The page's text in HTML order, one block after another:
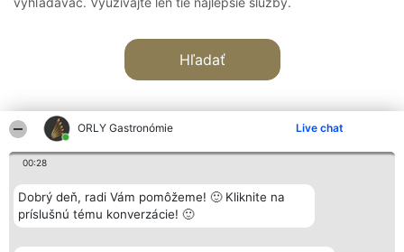
ORLY Gastronómie Live chat
00:28
Dobrý deň, radi Vám pomôžeme! 🙂 Kliknite na
príslušnú tému konverzácie! 🙂
Hľadať
Organizátor hodnotenia
Bright Side Solutions sp. z o.
o. sp. k.
Wrocław 50-079
Hodnotenie
Laureáti
Lista
Laureatów
Kontakt
Kontakt